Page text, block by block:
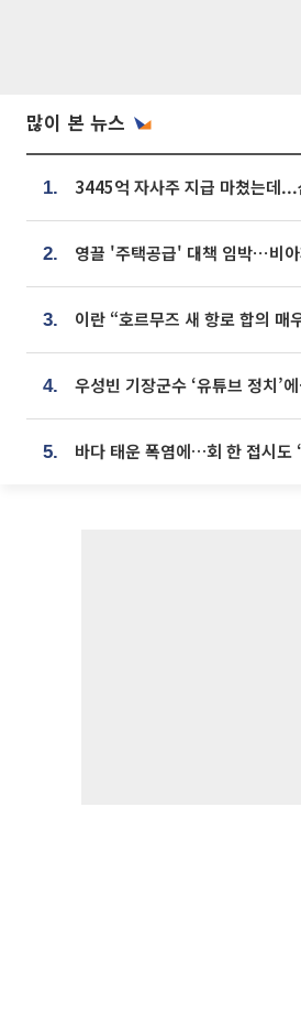
많이 본 뉴스
1.
2.
3.
4.
5. 바다 태운 폭염에…회 한 접시도